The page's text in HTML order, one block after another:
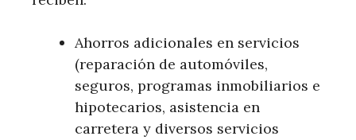
Ahorros adicionales en servicios
(reparación de automóviles,
seguros, programas inmobiliarios e
hipotecarios, asistencia en
carretera y diversos servicios